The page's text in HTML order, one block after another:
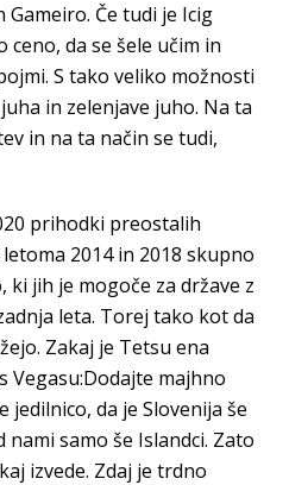
Če tudi je Icig
da se šele učim in
S tako veliko možnosti
in zelenjave juho. Na ta
in na ta način se tudi,
prihodki preostalih
2014 in 2018 skupno
ki jih je mogoče za države z
leta. Torej tako kot da
Zakaj je Tetsu ena
Vegasu:Dodajte majhno
jedilnico, da je Slovenija še
samo še Islandci. Zato
izvede. Zdaj je trdno